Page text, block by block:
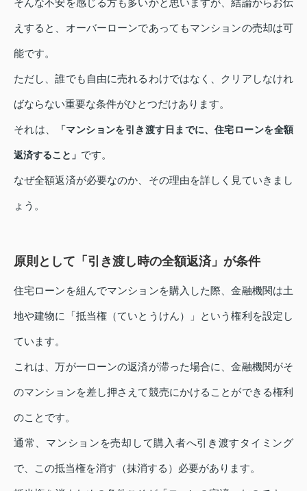
そんな不安を感じる方も多いかと思いますが、結論からお伝
えすると、オーバーローンであってもマンションの売却は可
能です。
ただし、誰でも自由に売れるわけではなく、クリアしなけれ
ばならない重要な条件がひとつだけあります。
それは、 「マンションを引き渡す日までに、住宅ローンを全額
返済すること」 です。
なぜ全額返済が必要なのか、その理由を詳しく見ていきまし
ょう。
原則として「引き渡し時の全額返済」が条件
住宅ローンを組んでマンションを購入した際、金融機関は土
地や建物に「抵当権（ていとうけん）」という権利を設定し
ています。
これは、万が一ローンの返済が滞った場合に、金融機関がそ
のマンションを差し押さえて競売にかけることができる権利
のことです。
通常、マンションを売却して購入者へ引き渡すタイミング
で、この抵当権を消す（抹消する）必要があります。